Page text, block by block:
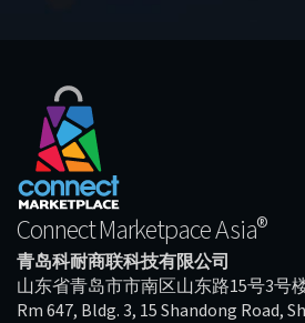
Connect Marketpace Asia®
青岛科耐商联科技有限公司
山东省青岛市市南区山东路15号3号
Rm 647, Bldg. 3, 15 Shandong Road,